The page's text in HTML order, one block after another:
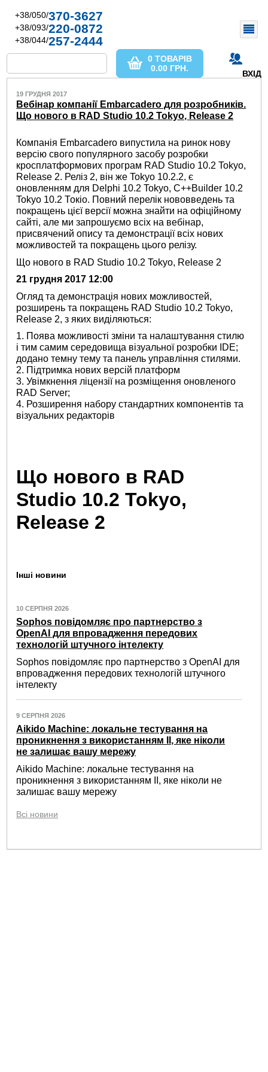
+38/050/370-3627
+38/093/220-0872
+38/044/257-2444
ВХІД
0 ТОВАРІВ
0.00 ГРН.
19 ГРУДНЯ 2017
Вебінар компанії Embarcadero для розробників.
Що нового в RAD Studio 10.2 Tokyo, Release 2
Компанія Embarcadero випустила на ринок нову
версію свого популярного засобу розробки
кросплатформових програм RAD Studio 10.2 Tokyo,
Release 2. Реліз 2, він же Tokyo 10.2.2, є
оновленням для Delphi 10.2 Tokyo, C++Builder 10.2
Tokyo 10.2 Токіо. Повний перелік нововведень та
покращень цієї версії можна знайти на офіційному
сайті, але ми запрошуємо всіх на вебінар,
присвячений опису та демонстрації всіх нових
можливостей та покращень цього релізу.
Що нового в RAD Studio 10.2 Tokyo, Release 2
21 грудня 2017 12:00
Огляд та демонстрація нових можливостей,
розширень та покращень RAD Studio 10.2 Tokyo,
Release 2, з яких виділяються:
1. Поява можливості зміни та налаштування стилю
і тим самим середовища візуальної розробки IDE;
додано темну тему та панель управління стилями.
2. Підтримка нових версій платформ
3. Увімкнення ліцензії на розміщення оновленого
RAD Server;
4. Розширення набору стандартних компонентів та
візуальних редакторів
Що нового в RAD
Studio 10.2 Tokyo,
Release 2
Інші новини
10 СЕРПНЯ 2026
Sophos повідомляє про партнерство з
OpenAI для впровадження передових
технологій штучного інтелекту
Sophos повідомляє про партнерство з OpenAI для
впровадження передових технологій штучного
інтелекту
9 СЕРПНЯ 2026
Aikido Machine: локальне тестування на
проникнення з використанням ІІ, яке ніколи
не залишає вашу мережу
Aikido Machine: локальне тестування на
проникнення з використанням ІІ, яке ніколи не
залишає вашу мережу
Всі новини